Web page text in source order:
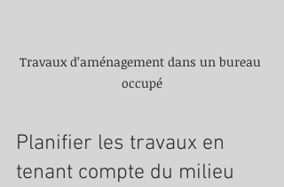
Travaux d’aménagement dans un bureau
occupé
Planifier les travaux en
tenant compte du milieu